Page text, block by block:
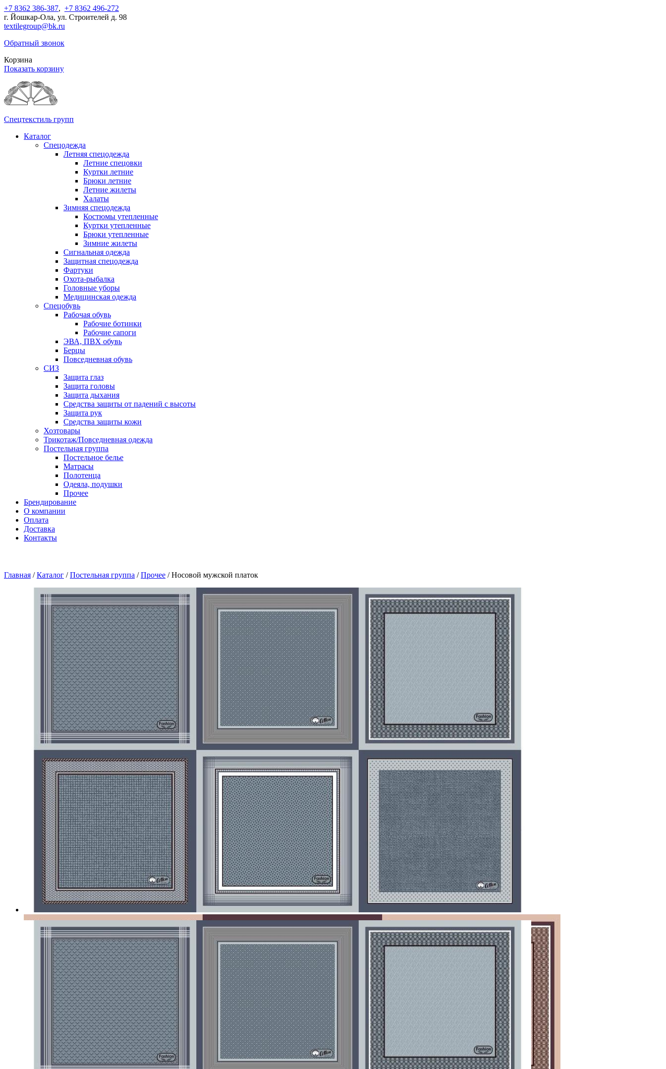
+7 8362 386-387, +7 8362 496-272
г. Йошкар-Ола, ул. Строителей д. 98
textilegroup@bk.ru
Обратный звонок
Корзина
Показать корзину
Спецтекстиль групп
Каталог
Спецодежда
Летняя спецодежда
Летние спецовки
Куртки летние
Брюки летние
Летние жилеты
Халаты
Зимняя спецодежда
Костюмы утепленные
Куртки утепленные
Брюки утепленные
Зимние жилеты
Сигнальная одежда
Защитная спецодежда
Фартуки
Охота-рыбалка
Головные уборы
Медицинская одежда
Спецобувь
Рабочая обувь
Рабочие ботинки
Рабочие сапоги
ЭВА, ПВХ обувь
Берцы
Повседневная обувь
СИЗ
Защита глаз
Защита головы
Защита дыхания
Средства защиты от падений с высоты
Защита рук
Средства защиты кожи
Хозтовары
Трикотаж/Повседневная одежда
Постельная группа
Постельное белье
Матрасы
Полотенца
Одеяла, подушки
Прочее
Брендирование
О компании
Оплата
Доставка
Контакты
Главная / Каталог / Постельная группа / Прочее / Носовой мужской платок